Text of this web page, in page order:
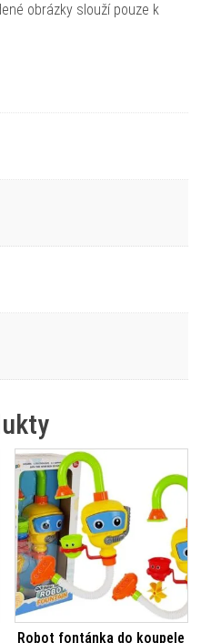
obrázky slouží pouze k
Robot fontánka do koupele